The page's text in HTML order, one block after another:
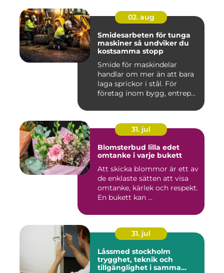
02. aug
Smidesarbeten för tunga
maskiner så undviker du
kostsamma stopp
Smide för maskindelar
handlar om mer än att bara
laga sprickor i stål. För
företag inom bygg, entrep...
31. jul
Blomsterbud lilla edet
omtanke i varje bukett
Att skicka blommor är ett av
de enklaste sätten att visa
omtanke, kärlek och respekt.
En bukett kan ...
31. jul
Låssmed stockholm
trygghet, teknik och
tillgänglighet i samma